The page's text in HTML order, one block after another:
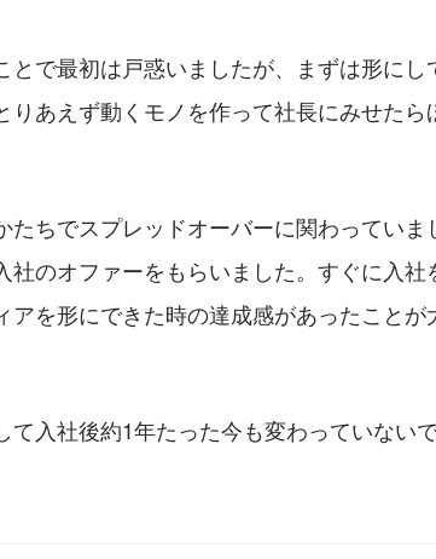
とで最初は戸惑いましたが、まずは形にし
りあえず動くモノを作って社長にみせた
たちでスプレッドオーバーに関わっていま
社のオファーをもらいました。すぐに入社
アを形にできた時の達成感があったことが
て入社後約1年たった今も変わっていない